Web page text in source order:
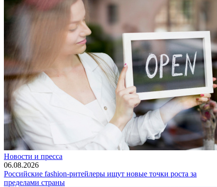
Новости и пресса
06.08.2026
Российские fashion-ритейлеры ищут новые точки роста за
пределами страны